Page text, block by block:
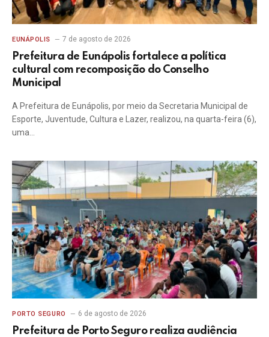
EUNÁPOLIS 7 de agosto de 2026
Prefeitura de Eunápolis fortalece a política
cultural com recomposição do Conselho
Municipal
A Prefeitura de Eunápolis, por meio da Secretaria Municipal de
Esporte, Juventude, Cultura e Lazer, realizou, na quarta-feira (6),
uma…
PORTO SEGURO 6 de agosto de 2026
Prefeitura de Porto Seguro realiza audiência